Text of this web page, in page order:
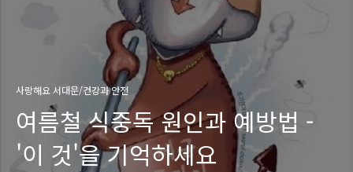
사랑해요 서대문/건강과 안전
여름철 식중독 원인과 예방법 -
'이 것'을 기억하세요